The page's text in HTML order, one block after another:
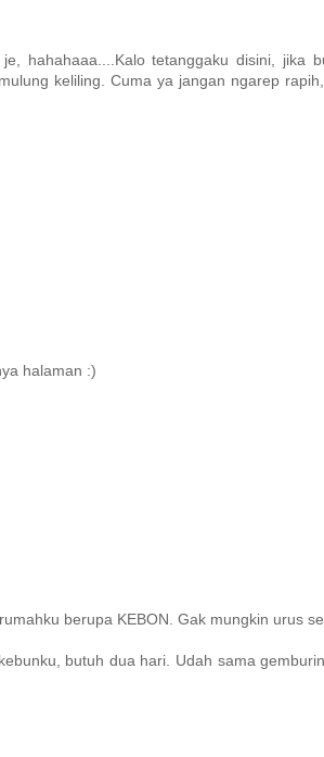
hahahaaa....Kalo tetanggaku disini, jika
keliling. Cuma ya jangan ngarep
halaman :)
berupa KEBON. Gak mungkin urus
butuh dua hari. Udah sama